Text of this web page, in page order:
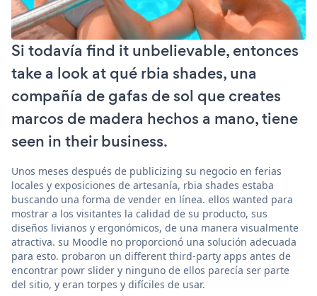
Si todavía find it unbelievable, entonces
take a look at qué rbia shades, una
compañía de gafas de sol que creates
marcos de madera hechos a mano, tiene
seen in their business.
Unos meses después de publicizing su negocio en ferias
locales y exposiciones de artesanía, rbia shades estaba
buscando una forma de vender en línea. ellos wanted para
mostrar a los visitantes la calidad de su producto, sus
diseños livianos y ergonómicos, de una manera visualmente
atractiva. su Moodle no proporcionó una solución adecuada
para esto. probaron un different third-party apps antes de
encontrar powr slider y ninguno de ellos parecía ser parte
del sitio, y eran torpes y difíciles de usar.